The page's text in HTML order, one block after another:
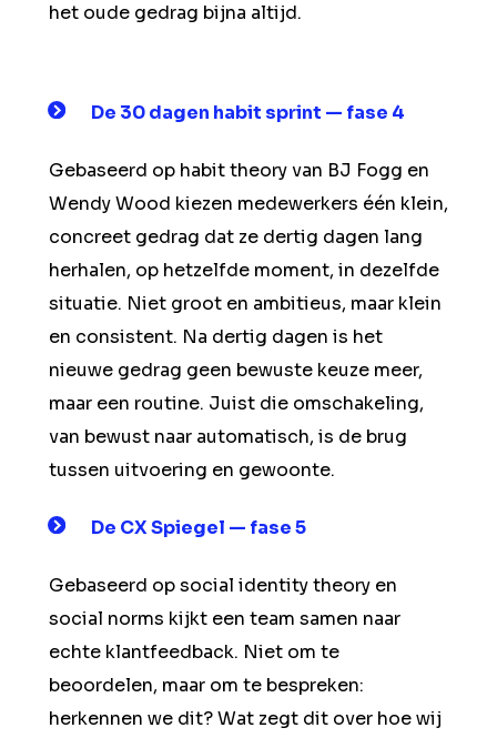
het oude gedrag bijna altijd.
De 30 dagen habit sprint — fase 4
Gebaseerd op habit theory van BJ Fogg en
Wendy Wood kiezen medewerkers één klein,
concreet gedrag dat ze dertig dagen lang
herhalen, op hetzelfde moment, in dezelfde
situatie. Niet groot en ambitieus, maar klein
en consistent. Na dertig dagen is het
nieuwe gedrag geen bewuste keuze meer,
maar een routine. Juist die omschakeling,
van bewust naar automatisch, is de brug
tussen uitvoering en gewoonte.
De CX Spiegel — fase 5
Gebaseerd op social identity theory en
social norms kijkt een team samen naar
echte klantfeedback. Niet om te
beoordelen, maar om te bespreken:
herkennen we dit? Wat zegt dit over hoe wij